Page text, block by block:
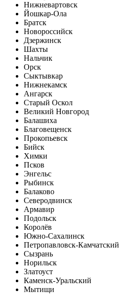
Нижневартовск
Йошкар-Ола
Братск
Новороссийск
Дзержинск
Шахты
Нальчик
Орск
Сыктывкар
Нижнекамск
Ангарск
Старый Оскол
Великий Новгород
Балашиха
Благовещенск
Прокопьевск
Бийск
Химки
Псков
Энгельс
Рыбинск
Балаково
Северодвинск
Армавир
Подольск
Королёв
Южно-Сахалинск
Петропавловск-Камчатский
Сызрань
Норильск
Златоуст
Каменск-Уральский
Мытищи